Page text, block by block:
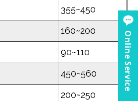
355~450
160~200
90~110
450~560
200~250
Online Service